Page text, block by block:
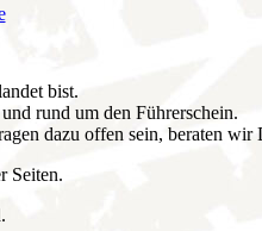
bist.
rund um den Führerschein.
dazu offen sein, beraten wir
Seiten.